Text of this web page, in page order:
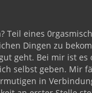
Teil eines
Dingen zu
geht. Bei mir ist
selbst geben. Mir
in